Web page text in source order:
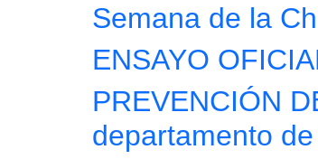
Semana de la
ENSAYO
PREVENCIÓN
departamento